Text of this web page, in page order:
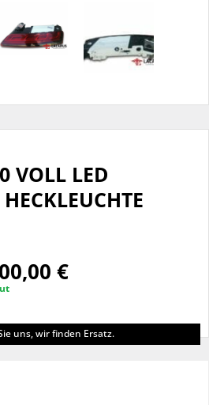
VOLL LED
€
€Aktueller
uns, wir finden Ersatz.